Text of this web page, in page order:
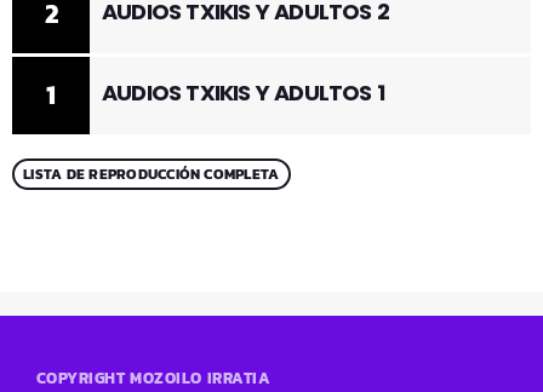
1 AUDIOS TXIKIS Y ADULTOS 1
2 AUDIOS TXIKIS Y ADULTOS 2
LISTA DE REPRODUCCIÓN COMPLETA
COPYRIGHT MOZOILO IRRATIA